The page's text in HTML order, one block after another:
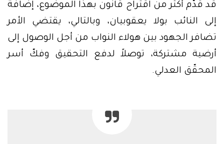
قد قدّم أكثر من اقتراح قانون بهذا الموضوع، إضافة
إلى النائب بولا يعقوبيان، وبالتالي، يقتضي الأمر
تضافر الجهود بين هولاء النواب من أجل الوصول إلى
أرضية مشتركة، توصلاً لدفع التحقيق وفكّ أسر
المحقّق العدلي.